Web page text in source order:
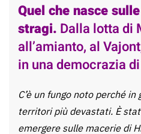
Quel che nasce
stragi. Dalla lotta di
all’amianto, al
in una democrazia
C’è un fungo noto perché
territori più devastati. È
emergere sulle macerie di